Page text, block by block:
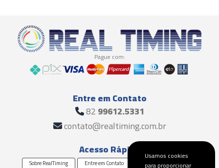
Pague com:
Entre em Contato
8299612.5331
contato@realtiming.com.br
Acesso Rápido
Sobre RealTiming Entre em Contato Solicite um Orçamento
Usamos cookies
para proporcionar